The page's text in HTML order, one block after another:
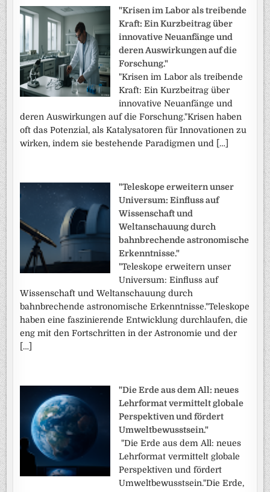
"Krisen im Labor als treibende
Kraft: Ein Kurzbeitrag über
innovative Neuanfänge und
deren Auswirkungen auf die
Forschung."
"Krisen im Labor als treibende
Kraft: Ein Kurzbeitrag über
innovative Neuanfänge und
deren Auswirkungen auf die Forschung."Krisen haben
oft das Potenzial, als Katalysatoren für Innovationen zu
wirken, indem sie bestehende Paradigmen und […]
"Teleskope erweitern unser
Universum: Einfluss auf
Wissenschaft und
Weltanschauung durch
bahnbrechende astronomische
Erkenntnisse."
"Teleskope erweitern unser
Universum: Einfluss auf
Wissenschaft und Weltanschauung durch
bahnbrechende astronomische Erkenntnisse."Teleskope
haben eine faszinierende Entwicklung durchlaufen, die
eng mit den Fortschritten in der Astronomie und der
[…]
"Die Erde aus dem All: neues
Lehrformat vermittelt globale
Perspektiven und fördert
Umweltbewusstsein."
"Die Erde aus dem All: neues
Lehrformat vermittelt globale
Perspektiven und fördert
Umweltbewusstsein."Die Erde,